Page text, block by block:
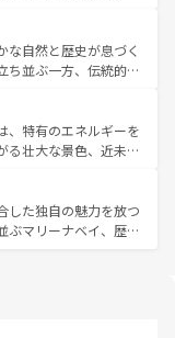
魅力を心ゆくまで味
新着の韓国情報はコンテンツ一
イの古い町並みやホ
物も、独特の雰囲気を
の豊かさとおいしさで
コーヒーなどは、ぜ
れてもあたたかい人々
と忘れられない旅にな
な自然と歴史が息づく
ち並ぶ一方、伝統的な
ンマイなどの山岳地
ケットやクラビの美し
とができる。タイ料理
節にも異なる楽しみ
人々、仏教を中心とし
訪れる旅人を魅了し続
、特有のエネルギーを
る壮大な景色、近未来
光スポットが密集し
のも魅力。息をのむよ
港を存分に楽しみ尽く
した独自の魅力を放つ
ぶマリーナベイ、歴史